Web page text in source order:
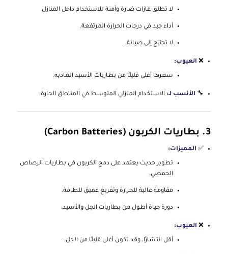
لا تطلق غازات ضارة وآمنة للاستخدام داخل المنازل.
أداء جيد في درجات الحرارة المرتفعة.
لا تحتاج إلى صيانة.
❌ العيوب:
سعرها أعلى قليلًا من بطاريات الأسيد العادية.
🔧 الأنسب لـ: الاستخدام المنزلي المتوسط في المناطق الحارة.
3. بطاريات الكربون (Carbon Batteries)
✅ المميزات:
تطوير حديث يعتمد على دمج الكربون في بطاريات الرصاص
الحمضي.
مقاومة عالية للحرارة وتفريغ عميق للطاقة.
دورة حياة أطول من بطاريات الجل والأسيد.
❌ العيوب:
أقل انتشارًا، وقد تكون أغلى قليلًا من الجل.